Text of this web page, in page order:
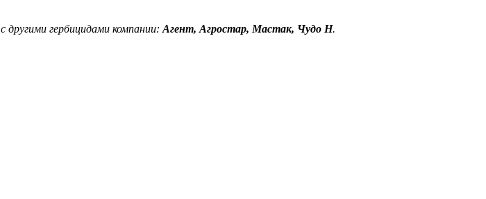
другими гербицидами компании:Агент, Агростар, Мастак, Чудо Н.